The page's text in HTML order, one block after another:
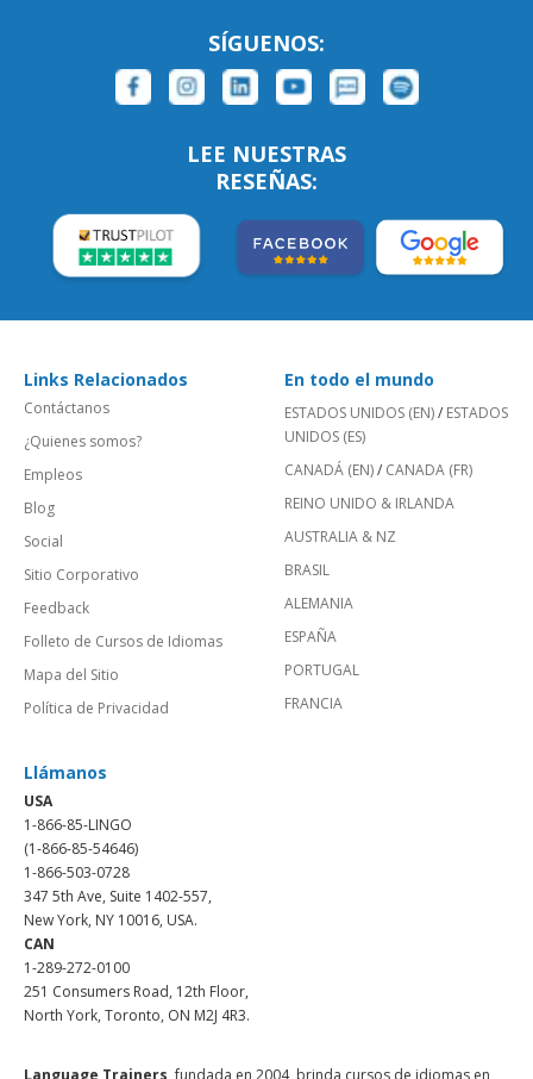
SÍGUENOS:
LEE NUESTRAS
RESEÑAS:
Links Relacionados
Contáctanos
¿Quienes somos?
Empleos
Blog
Social
Sitio Corporativo
Feedback
Folleto de Cursos de Idiomas
Mapa del Sitio
Política de Privacidad
En todo el mundo
ESTADOS UNIDOS (EN)/ ESTADOS
UNIDOS (ES)
CANADÁ (EN)/ CANADA (FR)
REINO UNIDO & IRLANDA
AUSTRALIA & NZ
BRASIL
ALEMANIA
ESPAÑA
PORTUGAL
FRANCIA
Llámanos
USA
1-866-85-LINGO
(1-866-85-54646)
1-866-503-0728
347 5th Ave, Suite 1402-557,
New York, NY 10016, USA.
CAN
1-289-272-0100
251 Consumers Road, 12th Floor,
North York, Toronto, ON M2J 4R3.